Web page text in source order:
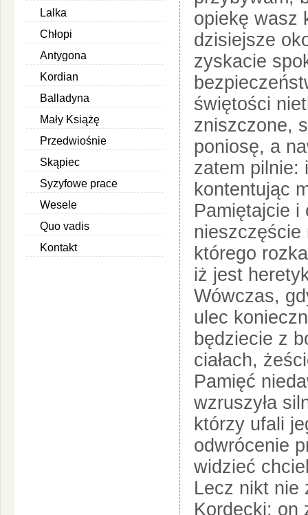
Lalka
Chłopi
Antygona
Kordian
Balladyna
Mały Książę
Przedwiośnie
Skąpiec
Syzyfowe prace
Wesele
Quo vadis
Kontakt
opiekę wasz
dzisiejsze
zyskacie
świętości
zniszczone,
poniosę, a
zatem pilnie:
kontentując
Pamiętajcie i
nieszczęście
którego
iż jest
Wówczas,
ulec
będziecie z
ciałach,
Pamięć
wzruszyła
którzy ufali
odwrócenie
widzieć
Lecz nikt nie
Kordecki; on